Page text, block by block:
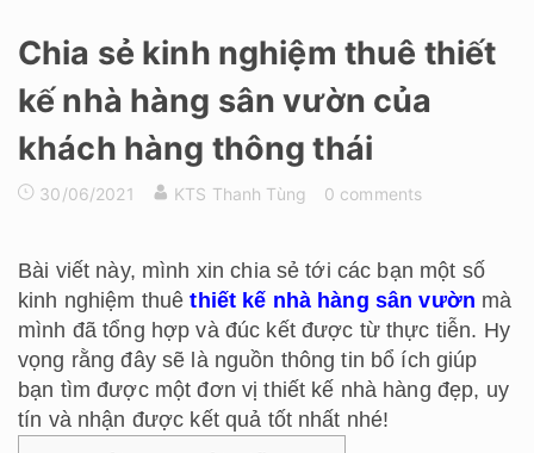
Chia sẻ kinh nghiệm thuê thiết
kế nhà hàng sân vườn của
khách hàng thông thái
30/06/2021 KTS Thanh Tùng 0 comments
Bài viết này, mình xin chia sẻ tới các bạn một số
kinh nghiệm thuê thiết kế nhà hàng sân vườn mà
mình đã tổng hợp và đúc kết được từ thực tiễn. Hy
vọng rằng đây sẽ là nguồn thông tin bổ ích giúp
bạn tìm được một đơn vị thiết kế nhà hàng đẹp, uy
tín và nhận được kết quả tốt nhất nhé!